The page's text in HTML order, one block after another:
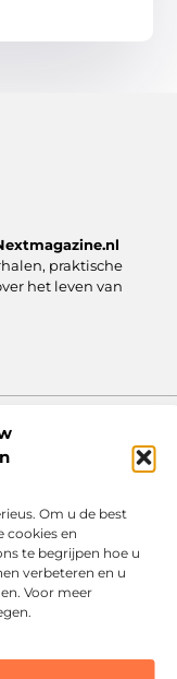
Om u de best
cookies en
te begrijpen hoe u
verbeteren en u
Voor meer
praktische
het leven van
Reserved.